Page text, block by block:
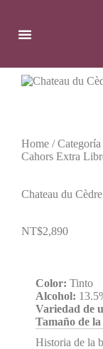
Home /Categoría
Cahors Extra
Chateau du
NT$2,890
Color: Tinto
Alcohol:
Variedad de
Tamaño de
Historia de la